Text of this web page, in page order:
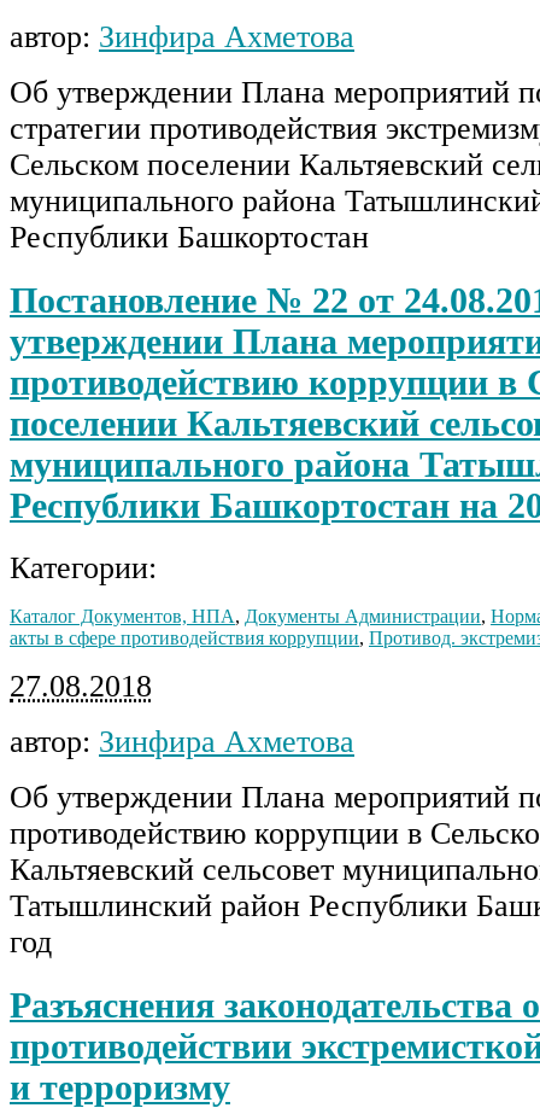
автор: Зинфира Ахметова
Об утверждении Плана мероприятий
стратегии противодействия
Сельском поселении Кальтяевский
муниципального района
Республики Башкортостан
Постановление № 22 от
утверждении Плана
противодействию коррупции в
поселении Кальтяевский
муниципального района
Республики Башкортостан на
Категории:
Каталог Документов, НПА, Документы Администрации,
акты в сфере противодействия коррупции, Противод.
27.08.2018
автор: Зинфира Ахметова
Об утверждении Плана мероприятий
противодействию коррупции в
Кальтяевский сельсовет
Татышлинский район Республики
год
Разъяснения законодательства о
противодействии
и терроризму